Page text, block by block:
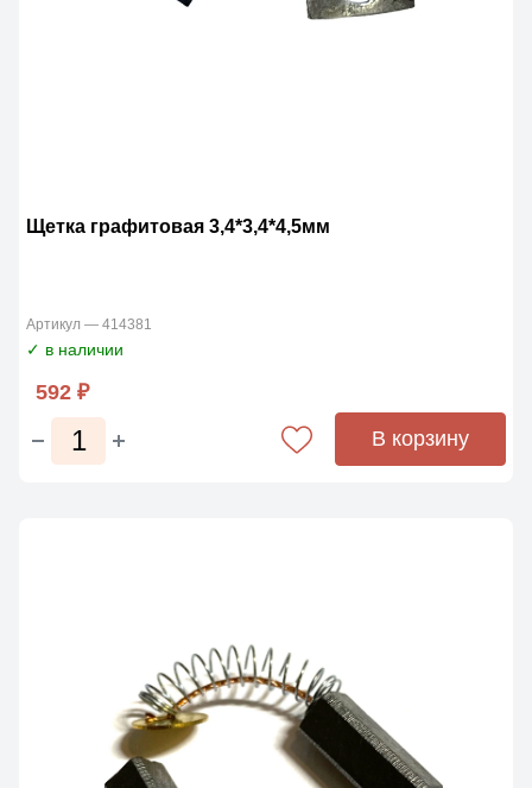
Щетка графитовая 3,4*3,4*4,5мм
Артикул — 414381
✓ в наличии
592 ₽
В корзину